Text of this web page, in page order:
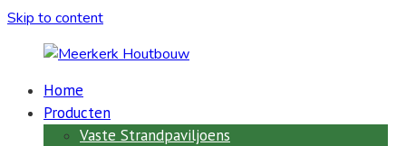
Skip to content
Meerkerk
Houtbouw
Home
Producten
Vaste Strandpaviljoens